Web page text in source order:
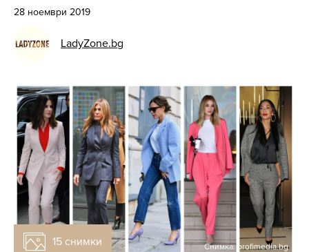
28 ноември 2019
LadyZone.bg
15 снимки Снимка: profimedia.bg